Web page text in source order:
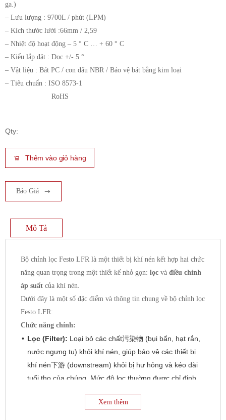
ga.)
– Lưu lượng : 9700L / phút (LPM)
– Kích thước lưới :66mm / 2,59
– Nhiệt độ hoạt động – 5 ° C … + 60 ° C
– Kiểu lắp đặt : Dọc +/- 5 °
– Vật liệu : Bát PC / con dấu NBR / Bảo vệ bát bằng kim loại
– Tiêu chuẩn : ISO 8573-1
RoHS
Qty:
Thêm vào giỏ hàng
Báo Giá
Mô Tả
Bộ chỉnh lọc Festo LFR là một thiết bị khí nén kết hợp hai chức
năng quan trọng trong một thiết kế nhỏ gọn: lọc và điều chỉnh
áp suất của khí nén.
Dưới đây là một số đặc điểm và thông tin chung về bộ chỉnh lọc
Festo LFR:
Chức năng chính:
Lọc (Filter): Loại bỏ các chất污染物 (bụi bẩn, hạt rắn,
nước ngưng tụ) khỏi khí nén, giúp bảo vệ các thiết bị
khí nén下游 (downstream) khỏi bị hư hỏng và kéo dài
tuổi thọ của chúng. Mức độ lọc thường được chỉ định
Điều chỉnh áp suất (Regulator):
Xem thêm